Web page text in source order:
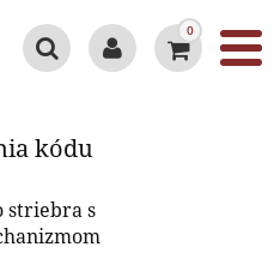
0
kódu
striebra s
kódu